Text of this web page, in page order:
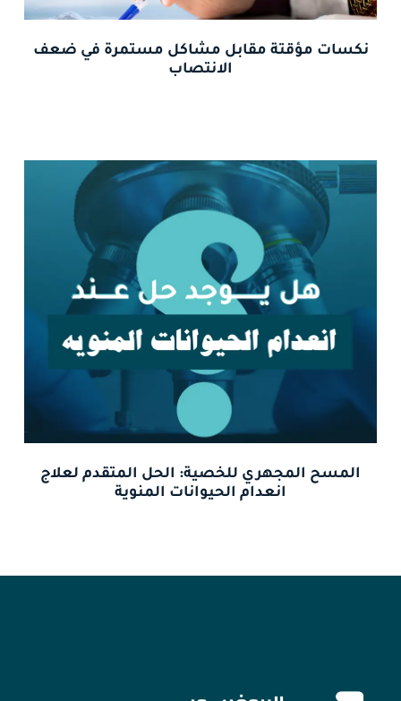
نكسات مؤقتة مقابل مشاكل مستمرة في ضعف
الانتصاب
المسح المجهري للخصية: الحل المتقدم لعلاج
انعدام الحيوانات المنوية